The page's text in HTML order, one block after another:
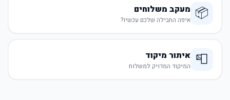
📦 מעקב משלוחים
איפה החבילה שלכם עכשיו?
📮 איתור מיקוד
המיקוד המדויק למשלוח